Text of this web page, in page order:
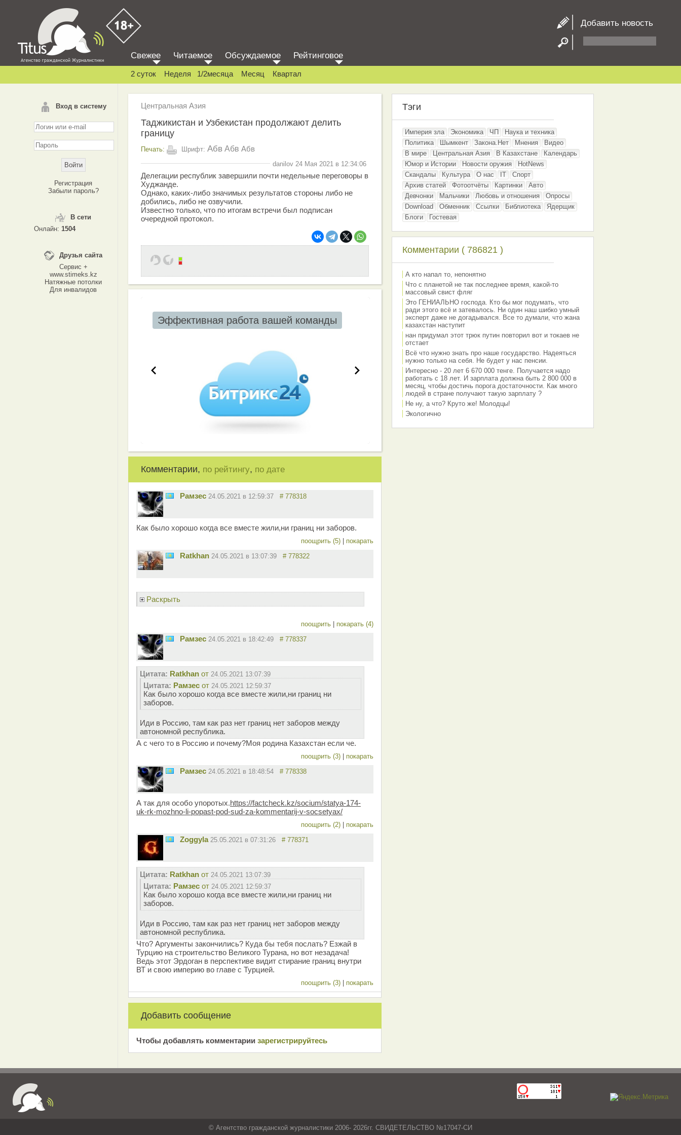
Добавить новость
Вход в систему
Регистрация
Забыли пароль?
В сети
Онлайн: 1504
Друзья сайта
Сервис +
www.stimeks.kz
Натяжные потолки
Для инвалидов
Свежее Читаемое Обсуждаемое Рейтинговое
2 суток Неделя 1/2месяца Месяц Квартал
Центральная Азия
Таджикистан и Узбекистан продолжают делить
границу
Печать: Шрифт: Абв Абв Абв
danilov 24 Мая 2021 в 12:34:06
Делегации республик завершили почти недельные переговоры в
Худжанде.
Однако, каких-либо значимых результатов стороны либо не
добились, либо не озвучили.
Известно только, что по итогам встречи был подписан
очередной протокол.
Эффективная работа вашей команды
Комментарии, по рейтингу, по дате
Рамзес 24.05.2021 в 12:59:37 # 778318
Как было хорошо когда все вместе жили,ни границ ни заборов.
поощрить (5) покарать
Ratkhan 24.05.2021 в 13:07:39 # 778322
Раскрыть
поощрить покарать (4)
Рамзес 24.05.2021 в 18:42:49 # 778337
Цитата: Ratkhan от 24.05.2021 13:07:39
Цитата: Рамзес от 24.05.2021 12:59:37
Как было хорошо когда все вместе жили,ни границ ни
заборов.
Иди в Россию, там как раз нет границ нет заборов между
автономной республика.
А с чего то в Россию и почему?Моя родина Казахстан если че.
поощрить (3) покарать
Рамзес 24.05.2021 в 18:48:54 # 778338
А так для особо упоротых.https://factcheck.kz/socium/statya-174-
uk-rk-mozhno-li-popast-pod-sud-za-kommentarij-v-socsetyax/
поощрить (2) покарать
Zoggyla 25.05.2021 в 07:31:26 # 778371
Цитата: Ratkhan от 24.05.2021 13:07:39
Цитата: Рамзес от 24.05.2021 12:59:37
Как было хорошо когда все вместе жили,ни границ ни
заборов.
Иди в Россию, там как раз нет границ нет заборов между
автономной республика.
Что? Аргументы закончились? Куда бы тебя послать? Езжай в
Турцию на строительство Великого Турана, но вот незадача!
Ведь этот Эрдоган в перспективе видит стирание границ внутри
ВТ и свою империю во главе с Турцией.
поощрить (3) покарать
Добавить сообщение
Чтобы добавлять комментарии зарeгиcтрирyйтeсь
Тэги
Империя зла Экономика ЧП
Наука и техника
Политика
Шымкент Закона.Нет Мнения
Видео
В мире
Центральная Азия В Казахстане
Календарь
Юмор и Истории
Новости оружия
HotNews
Скандалы
Культура О нас IT
Спорт
Архив статей
Фотоотчёты Картинки
Авто
Девчонки
Мальчики Любовь и отношения
Опросы
Download
Обменник Ссылки Библиотека
Ядерщик
Блоги
Гостевая
Комментарии ( 786821 )
А кто напал то, непонятно
Что с планетой не так последнее время, какой-то
массовый свист фляг
Это ГЕНИАЛЬНО господа. Кто бы мог подумать, что
ради этого всё и затевалось. Ни один наш шибко умный
эксперт даже не догадывался. Все то думали, что жана
казахстан наступит
нан придумал этот трюк путин повторил вот и токаев не
отстает
Всё что нужно знать про наше государство. Надеяться
нужно только на себя. Не будет у нас пенсии.
Интересно - 20 лет 6 670 000 тенге. Получается надо
работать с 18 лет. И зарплата должна быть 2 800 000 в
месяц, чтобы достичь порога достаточности. Как много
людей в стране получают такую зарплату ?
Не ну, а что? Круто же! Молодцы!
Экологично
© Агентство гражданской журналистики 2006- 2026гг. СВИДЕТЕЛЬСТВО №17047-СИ